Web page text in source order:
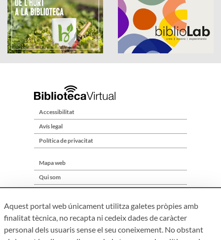
Accessibilitat
Avís legal
Política de privacitat
Mapa web
Qui som
Aquest portal web únicament utilitza galetes pròpies amb
finalitat tècnica, no recapta ni cedeix dades de caràcter
personal dels usuaris sense el seu coneixement. No obstant